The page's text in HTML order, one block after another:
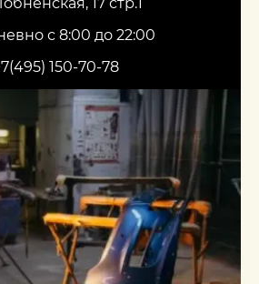
с 8:00 до 22:00
150-70-78